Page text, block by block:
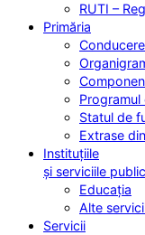
RUTI –
Primăria
Statul de
Extrase
Instituțiile
și serviciile
Educația
Alte
Servicii